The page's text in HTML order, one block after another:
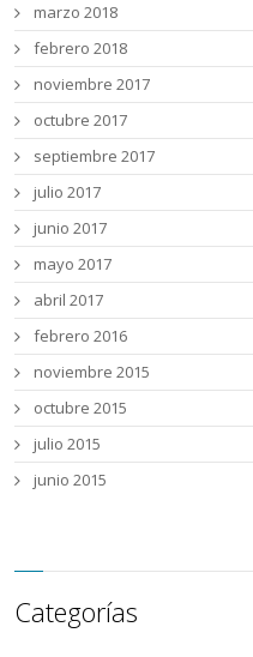
marzo 2018
febrero 2018
noviembre 2017
octubre 2017
septiembre 2017
julio 2017
junio 2017
mayo 2017
abril 2017
febrero 2016
noviembre 2015
octubre 2015
julio 2015
junio 2015
Categorías